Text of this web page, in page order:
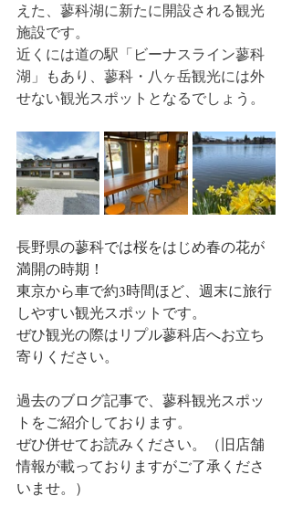
えた、蓼科湖に新たに開設される観光
施設です。
近くには道の駅「ビーナスライン蓼科
湖」もあり、蓼科・八ヶ岳観光には外
せない観光スポットとなるでしょう。
長野県の蓼科では桜をはじめ春の花が
満開の時期！
東京から車で約3時間ほど、週末に旅行
しやすい観光スポットです。
ぜひ観光の際はリプル蓼科店へお立ち
寄りください。
過去のブログ記事で、蓼科観光スポッ
トをご紹介しております。
ぜひ併せてお読みください。（旧店舗
情報が載っておりますがご了承くださ
いませ。）